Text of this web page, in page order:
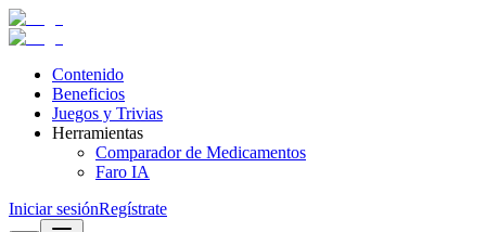
Contenido
Beneficios
Juegos y Trivias
Herramientas
Comparador de Medicamentos
Faro IA
Iniciar sesiónRegístrate